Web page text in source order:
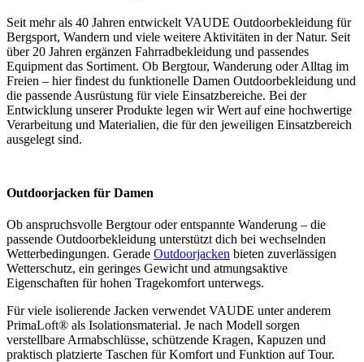
Seit mehr als 40 Jahren entwickelt VAUDE Outdoorbekleidung für
Bergsport, Wandern und viele weitere Aktivitäten in der Natur. Seit
über 20 Jahren ergänzen Fahrradbekleidung und passendes
Equipment das Sortiment. Ob Bergtour, Wanderung oder Alltag im
Freien – hier findest du funktionelle Damen Outdoorbekleidung und
die passende Ausrüstung für viele Einsatzbereiche. Bei der
Entwicklung unserer Produkte legen wir Wert auf eine hochwertige
Verarbeitung und Materialien, die für den jeweiligen Einsatzbereich
ausgelegt sind.
Outdoorjacken für Damen
Ob anspruchsvolle Bergtour oder entspannte Wanderung – die
passende Outdoorbekleidung unterstützt dich bei wechselnden
Wetterbedingungen. Gerade Outdoorjacken bieten zuverlässigen
Wetterschutz, ein geringes Gewicht und atmungsaktive
Eigenschaften für hohen Tragekomfort unterwegs.
Für viele isolierende Jacken verwendet VAUDE unter anderem
PrimaLoft® als Isolationsmaterial. Je nach Modell sorgen
verstellbare Armabschlüsse, schützende Kragen, Kapuzen und
praktisch platzierte Taschen für Komfort und Funktion auf Tour.